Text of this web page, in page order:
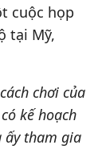
cuộc họp
tại Mỹ,
chơi của
kế hoạch
ấy tham gia